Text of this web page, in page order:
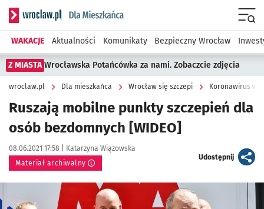
Serwis informacyjny wroclaw.pl podserwis: Dla mieszkańca
WAKACJE Aktualności Komunikaty Bezpieczny Wrocław
Z MIASTA Wrocławska Potańcówka za nami. Zobaczcie zdjęcia
wroclaw.pl Dla mieszkańca Wrocław się szczepi Koronawirus we
Ruszają mobilne punkty szczepień dla
osób bezdomnych [WIDEO]
Data publikacji:
08.06.2021 17:58 | Autor:
Katarzyna Wiązowska
Materiał archiwalny
Udostępnijartykuł
Kliknij, aby powiększyć